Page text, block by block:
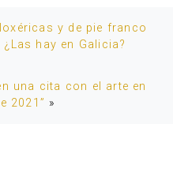
y de pie franco
hay en Galicia?
una cita con el arte en
2021” »